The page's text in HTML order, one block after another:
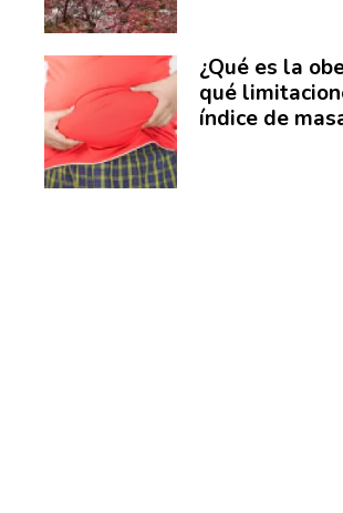
¿Qué es la
qué
índice de